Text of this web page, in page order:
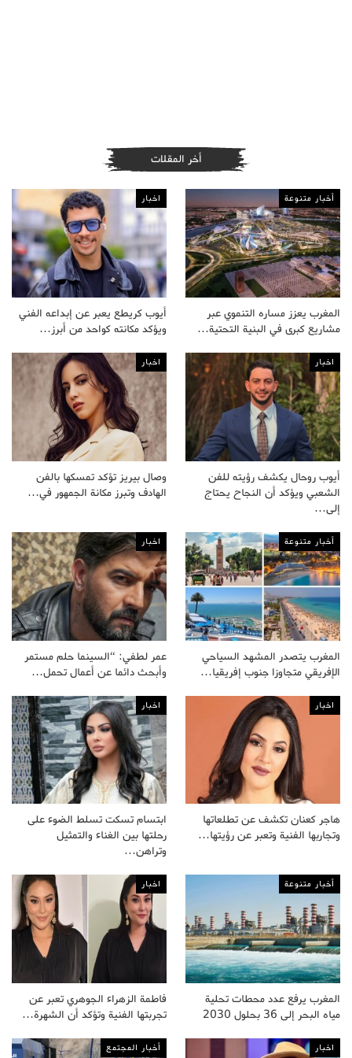
أخر المقلات
أخبار متنوعة
المغرب يعزز مساره التنموي عبر
مشاريع كبرى في البنية التحتية…
اخبار
أيوب كريطع يعبر عن إبداعه الفني
ويؤكد مكانته كواحد من أبرز…
اخبار
أيوب روحال يكشف رؤيته للفن
الشعبي ويؤكد أن النجاح يحتاج
إلى…
اخبار
وصال بيريز تؤكد تمسكها بالفن
الهادف وتبرز مكانة الجمهور في…
أخبار متنوعة
المغرب يتصدر المشهد السياحي
الإفريقي متجاوزا جنوب إفريقيا…
اخبار
عمر لطفي: “السينما حلم مستمر
وأبحث دائما عن أعمال تحمل…
اخبار
هاجر كعنان تكشف عن تطلعاتها
وتجاربها الفنية وتعبر عن رؤيتها…
اخبار
ابتسام تسكت تسلط الضوء على
رحلتها بين الغناء والتمثيل
وتراهن…
أخبار متنوعة
المغرب يرفع عدد محطات تحلية
مياه البحر إلى 36 بحلول 2030
اخبار
فاطمة الزهراء الجوهري تعبر عن
تجربتها الفنية وتؤكد أن الشهرة…
اخبار أخبار المجتمع